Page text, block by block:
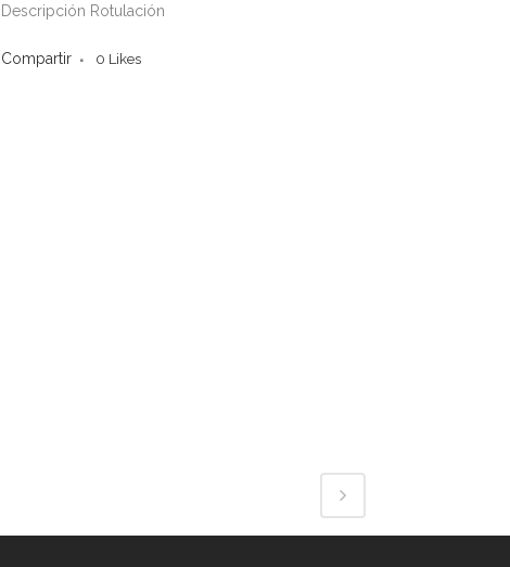
Descripción Rotulación
Compartir 0 Likes